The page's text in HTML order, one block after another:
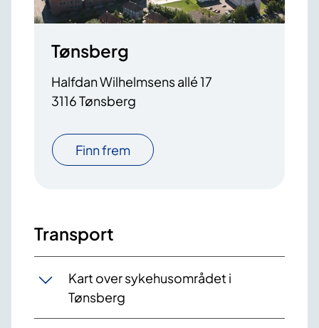
Tønsberg
Halfdan Wilhelmsens allé 17
3116 Tønsberg
Finn frem
Transport
Kart over sykehusområdet i
Tønsberg